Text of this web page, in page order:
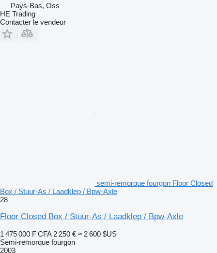
Pays-Bas, Oss
HE Trading
Contacter le vendeur
semi-remorque fourgon Floor Closed
Box / Stuur-As / Laadklep / Bpw-Axle
28
Floor Closed Box / Stuur-As / Laadklep / Bpw-Axle
1 475 000 F CFA 2 250 € ≈ 2 600 $US
Semi-remorque fourgon
2003